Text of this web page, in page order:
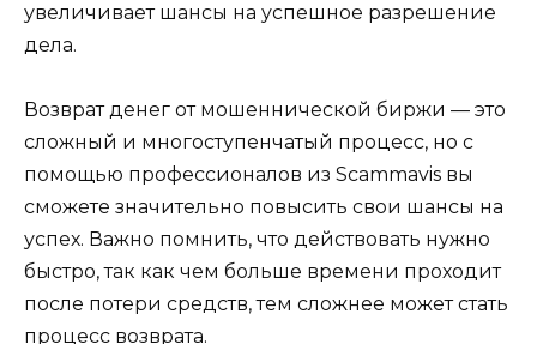
увеличивает шансы на успешное разрешение
дела.
Возврат денег от мошеннической биржи — это
сложный и многоступенчатый процесс, но с
помощью профессионалов из Scammavis вы
сможете значительно повысить свои шансы на
успех. Важно помнить, что действовать нужно
быстро, так как чем больше времени проходит
после потери средств, тем сложнее может стать
процесс возврата.